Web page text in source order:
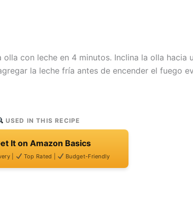
con leche en 4 minutos. Inclina la olla hacia
la leche fría antes de encender el fuego
USED IN THIS RECIPE
It on Amazon Basics
| Top Rated | Budget-Friendly